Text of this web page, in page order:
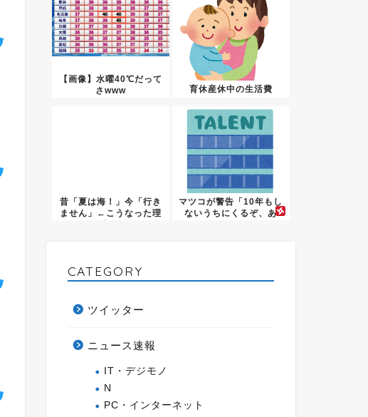
【画像】水曜40℃だって
さwww
育休産休中の生活費
昔「夏は海！」今「行き
ません」←こうなった理
マツコが警告「10年もし
ないうちにくるぞ、あ
CATEGORY
ツイッター
ニュース速報
IT・デジモノ
N
PC・インターネット